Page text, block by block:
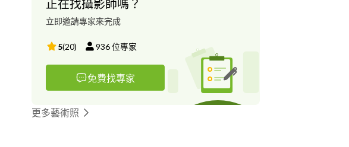
正在找攝影師嗎？
立即邀請專家來完成
5(20) 936位專家
免費找專家
更多藝術照